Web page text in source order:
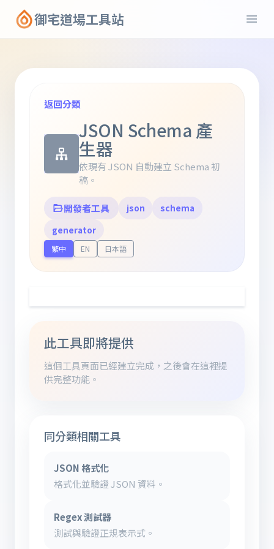
御宅道場工具站
返回分類
JSON Schema 產
生器
依現有 JSON 自動建立 Schema 初
稿。
開發者工具 json
schema
generator
繁中 EN 日本語
此工具即將提供
這個工具頁面已經建立完成，之後會在這裡提
供完整功能。
同分類相關工具
JSON 格式化
格式化並驗證 JSON 資料。
Regex 測試器
測試與驗證正規表示式。